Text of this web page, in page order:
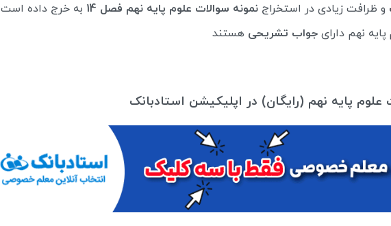
و ظرافت زیادی در استخراج نمونه سوالات علوم پایه نهم فصل 14
به خرج داده است
نهم دارای جواب تشریحی هستند
علوم پایه نهم (رایگان) در اپلیکیشن استادبانک